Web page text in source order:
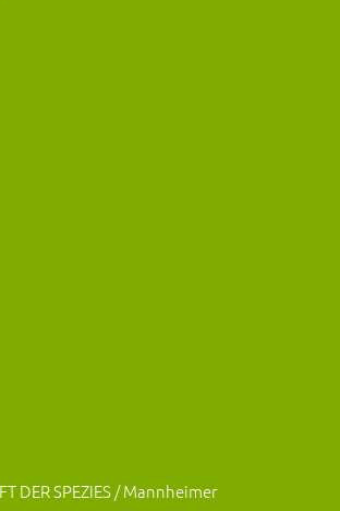
DER SPEZIES / Mannheimer